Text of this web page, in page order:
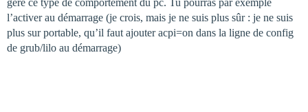
l’activer au démarrage (je crois, mais je ne suis plus sûr : je ne suis
plus sur portable, qu’il faut ajouter acpi=on dans la ligne de config
de grub/lilo au démarrage)